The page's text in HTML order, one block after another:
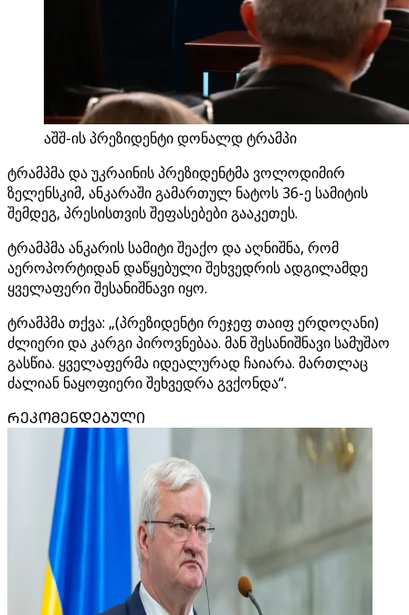
აშშ-ის პრეზიდენტი დონალდ ტრამპი
ტრამპმა და უკრაინის პრეზიდენტმა ვოლოდიმირ
ზელენსკიმ, ანკარაში გამართულ ნატოს 36-ე სამიტის
შემდეგ, პრესისთვის შეფასებები გააკეთეს.
ტრამპმა ანკარის სამიტი შეაქო და აღნიშნა, რომ
აეროპორტიდან დაწყებული შეხვედრის ადგილამდე
ყველაფერი შესანიშნავი იყო.
ტრამპმა თქვა: „(პრეზიდენტი რეჯეფ თაიფ ერდოღანი)
ძლიერი და კარგი პიროვნებაა. მან შესანიშნავი სამუშაო
გასწია. ყველაფერმა იდეალურად ჩაიარა. მართლაც
ძალიან ნაყოფიერი შეხვედრა გვქონდა“.
ᲠᲔᲙᲝᲛᲔᲜᲓᲔᲑᲣᲚᲘ